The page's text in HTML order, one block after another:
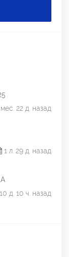
22 д. назад
1 л. 29 д. назад
10 д. 10 ч. назад